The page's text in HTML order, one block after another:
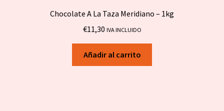
Chocolate A La Taza Meridiano – 1kg
€11,30 IVA INCLUIDO
Añadir al carrito